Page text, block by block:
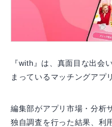
『with』は、真面目な出会
まっているマッチングアプ
編集部がアプリ市場・分析
独自調査を行った結果、利